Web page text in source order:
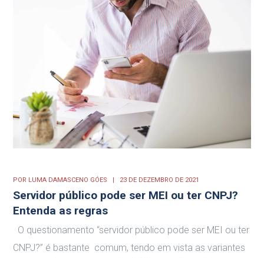
POR LUMA DAMASCENO GÓES 23 DE DEZEMBRO DE 2021
Servidor público pode ser MEI ou ter CNPJ?
Entenda as regras
O questionamento “servidor público pode ser MEI ou ter
CNPJ?” é bastante comum, tendo em vista as variantes